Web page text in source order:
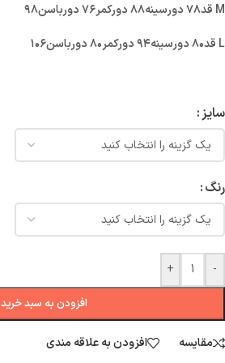
M قد۷۸ دورسینه۸۸ دورکمر۷۶ دورباسن۹۸
L قد۸۰ دورسینه۹۴ دورکمر۸۰ دورباسن۱۰۶
سایز
رنگ
-
+
افزودن به سبد خرید
مقایسه افزودن به علاقه مندی